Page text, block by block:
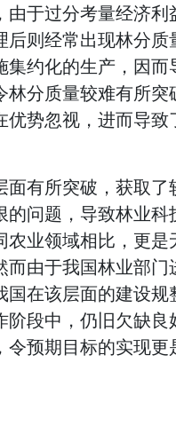
于过分考量经济利
则经常出现林分质
约化的生产，因而
分质量较难有所突
势忽视，进而导致
有所突破，获取了
问题，导致林业科
业领域相比，更是
由于我国林业部门
在该层面的建设规
段中，仍旧欠缺良
预期目标的实现更